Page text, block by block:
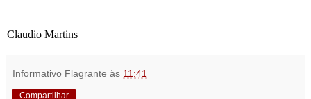
Claudio Martins
Informativo Flagrante às 11:41
Compartilhar